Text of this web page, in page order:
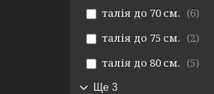
талія до 70 см.
6
талія до 75 см.
2
талія до 80 см.
5
Ще 3